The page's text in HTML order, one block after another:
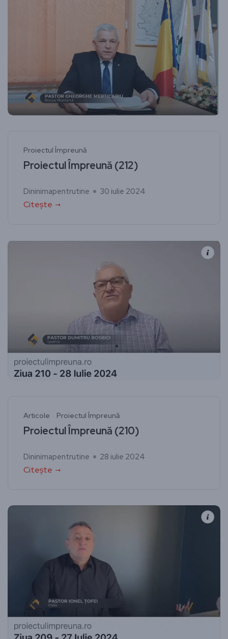
Proiectul Împreună
Proiectul Împreună (212)
Dininimapentrutine 30 iulie 2024
Citește
Articole Proiectul Împreună
Proiectul Împreună (210)
Dininimapentrutine 28 iulie 2024
Citește